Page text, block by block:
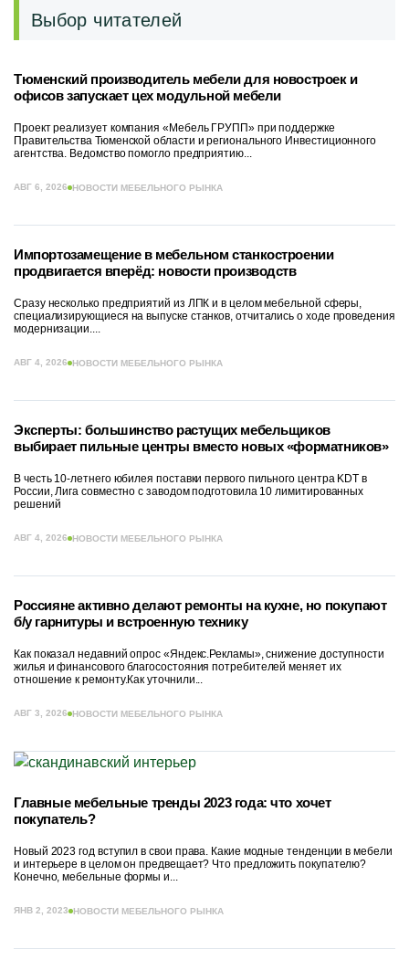
Выбор читателей
Тюменский производитель мебели для новостроек и
офисов запускает цех модульной мебели
Проект реализует компания «Мебель ГРУПП» при поддержке
Правительства Тюменской области и регионального Инвестиционного
агентства. Ведомство помогло предприятию...
АВГ 6, 2026 НОВОСТИ МЕБЕЛЬНОГО РЫНКА
Импортозамещение в мебельном станкостроении
продвигается вперёд: новости производств
Сразу несколько предприятий из ЛПК и в целом мебельной сферы,
специализирующиеся на выпуске станков, отчитались о ходе проведения
модернизации....
АВГ 4, 2026 НОВОСТИ МЕБЕЛЬНОГО РЫНКА
Эксперты: большинство растущих мебельщиков
выбирает пильные центры вместо новых «форматников»
В честь 10-летнего юбилея поставки первого пильного центра KDT в
России, Лига совместно с заводом подготовила 10 лимитированных
решений
АВГ 4, 2026 НОВОСТИ МЕБЕЛЬНОГО РЫНКА
Россияне активно делают ремонты на кухне, но покупают
б/у гарнитуры и встроенную технику
Как показал недавний опрос «Яндекс.Рекламы», снижение доступности
жилья и финансового благосостояния потребителей меняет их
отношение к ремонту.Как уточнили...
АВГ 3, 2026 НОВОСТИ МЕБЕЛЬНОГО РЫНКА
Главные мебельные тренды 2023 года: что хочет
покупатель?
Новый 2023 год вступил в свои права. Какие модные тенденции в мебели
и интерьере в целом он предвещает? Что предложить покупателю?
Конечно, мебельные формы и...
ЯНВ 2, 2023 НОВОСТИ МЕБЕЛЬНОГО РЫНКА